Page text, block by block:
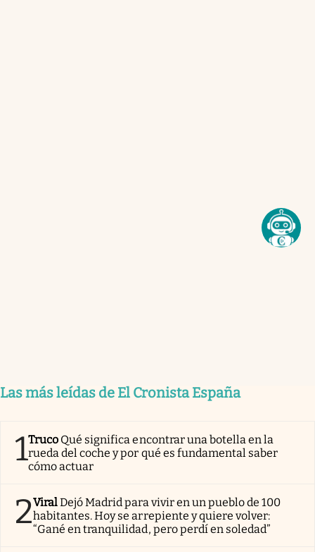
Las más leídas de El Cronista España
1Truco Qué significa encontrar una botella en la
rueda del coche y por qué es fundamental saber
cómo actuar
2ViralDejó Madrid para vivir en un pueblo de 100
habitantes. Hoy se arrepiente y quiere volver:
“Gané en tranquilidad, pero perdí en soledad”